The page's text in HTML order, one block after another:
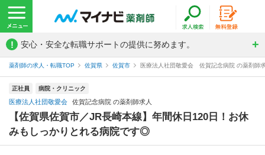
! 安心・安全な転職サポートの提供に努めます。
薬剤師の求人・転職TOP 佐賀県 佐賀市 医療法人社団敬愛会 佐賀記念病院 の薬剤師
正社員 病院・クリニック
医療法人社団敬愛会 佐賀記念病院 の薬剤師求人
【佐賀県佐賀市／JR長崎本線】年間休日120日！お休
みもしっかりとれる病院です◎